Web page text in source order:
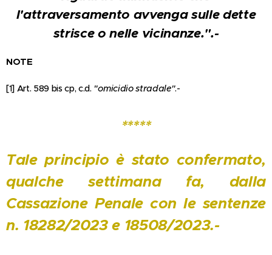
l'attraversamento avvenga sulle dette
strisce o nelle vicinanze.".-
NOTE
[1] Art. 589 bis cp, c.d. "omicidio stradale".-
*****
Tale principio è stato confermato,
qualche settimana fa, dalla
Cassazione Penale con le sentenze
n. 18282/2023 e 18508/2023.-